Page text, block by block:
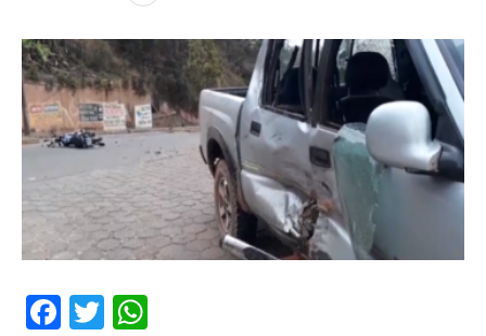
Facebook
Twitter